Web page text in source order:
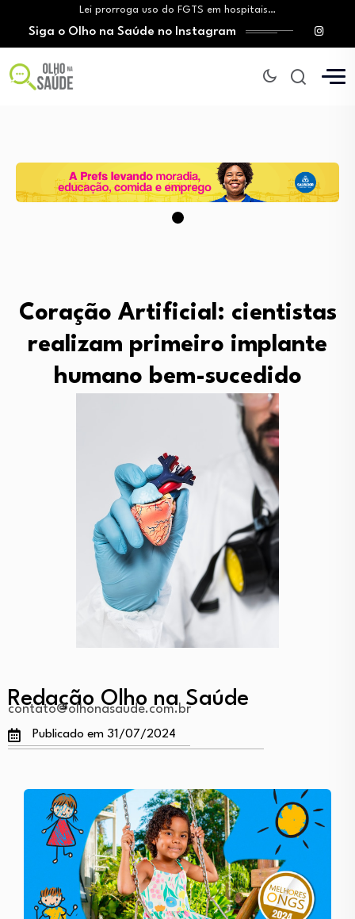
Lei prorroga uso do FGTS em hospitais…
Brasil registra alta taxa de diagnósticos tardios…
O Monte Tabor entrega à Bahia um…
Aleitamento materno: Salvador amplia ações de incentivo…
Medicamento incorporado ao SUS reduz em até…
Siga o Olho na Saúde no Instagram
Coração Artificial: cientistas
realizam primeiro implante
humano bem-sucedido
Redação Olho na Saúde
contato@olhonasaude.com.br
Publicado em 31/07/2024